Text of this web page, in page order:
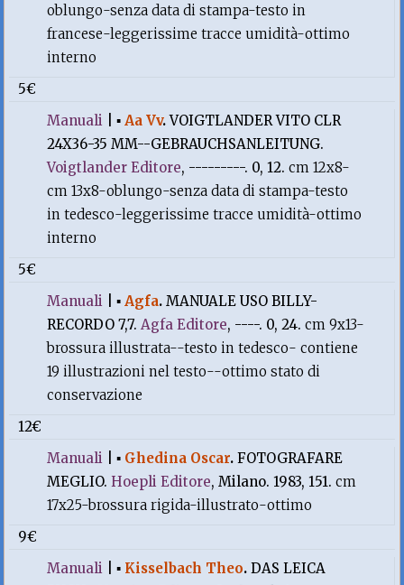
oblungo-senza data di stampa-testo in
francese-leggerissime tracce umidità-ottimo
interno
5€
Manuali |▪Aa Vv.VOIGTLANDER VITO CLR
24X36-35 MM--GEBRAUCHSANLEITUNG.
Voigtlander Editore, ---------. 0, 12.cm 12x8-
cm 13x8-oblungo-senza data di stampa-testo
in tedesco-leggerissime tracce umidità-ottimo
interno
5€
Manuali |▪Agfa.MANUALE USO BILLY-
RECORDO 7,7.Agfa Editore, ----. 0, 24.cm 9x13-
brossura illustrata--testo in tedesco- contiene
19 illustrazioni nel testo--ottimo stato di
conservazione
12€
Manuali |▪ Ghedina Oscar.FOTOGRAFARE
MEGLIO.Hoepli Editore, Milano. 1983, 151.cm
17x25-brossura rigida-illustrato-ottimo
9€
Manuali |▪ Kisselbach Theo.DAS LEICA